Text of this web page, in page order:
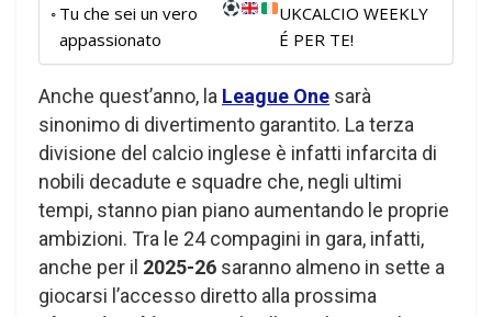
Tu che sei un vero
appassionato
UKCALCIO WEEKLY
É PER TE!
Anche quest’anno, la League One sarà
sinonimo di divertimento garantito. La terza
divisione del calcio inglese è infatti infarcita di
nobili decadute e squadre che, negli ultimi
tempi, stanno pian piano aumentando le proprie
ambizioni. Tra le 24 compagini in gara, infatti,
anche per il 2025-26 saranno almeno in sette a
giocarsi l’accesso diretto alla prossima